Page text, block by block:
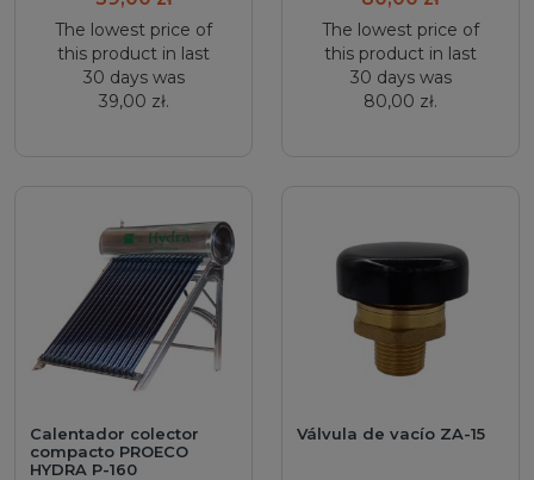
The lowest price of
this product in last
30 days was
39,00 zł.
The lowest price of
this product in last
30 days was
80,00 zł.
Calentador colector
compacto PROECO
HYDRA P-160
Válvula de vacío ZA-15